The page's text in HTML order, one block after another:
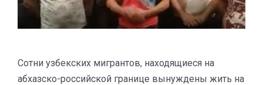
Сотни узбекских мигрантов, находящиеся на
абхазско-российской границе вынуждены жить на